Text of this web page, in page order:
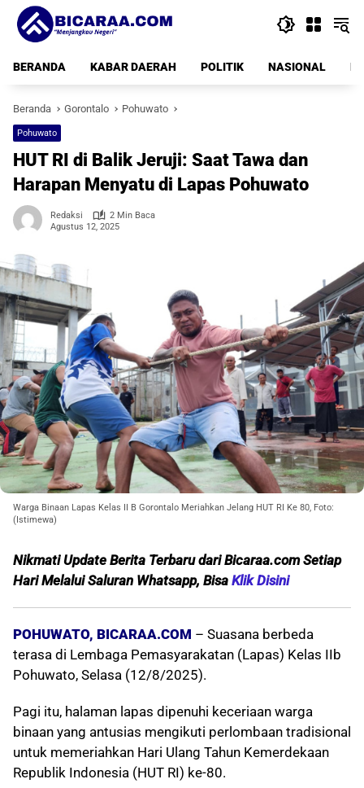
Langsung
konten
BERANDA
KABAR DAERAH POLITIK NASIONAL
Beranda Gorontalo Pohuwato
Pohuwato
HUT RI di Balik Jeruji: Saat Tawa dan
Harapan Menyatu di Lapas Pohuwato
Redaksi
2 Min Baca
Agustus 12, 2025
Warga Binaan Lapas Kelas II B Gorontalo Meriahkan Jelang HUT RI Ke 80, Foto:
(Istimewa)
Nikmati Update Berita Terbaru dari Bicaraa.com Setiap
Hari Melalui Saluran Whatsapp, Bisa Klik Disini
POHUWATO, BICARAA.COM – Suasana berbeda
terasa di Lembaga Pemasyarakatan (Lapas) Kelas IIb
Pohuwato, Selasa (12/8/2025).
Pagi itu, halaman lapas dipenuhi keceriaan warga
binaan yang antusias mengikuti perlombaan tradisional
untuk memeriahkan Hari Ulang Tahun Kemerdekaan
Republik Indonesia (HUT RI) ke-80.